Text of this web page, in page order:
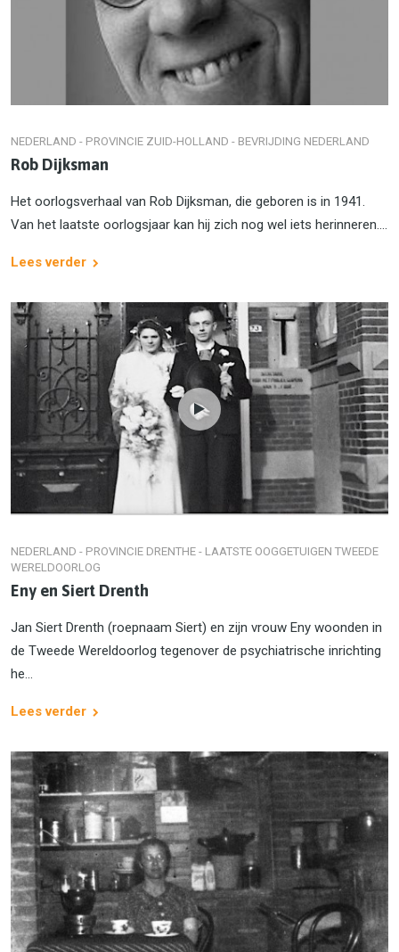
NEDERLAND - PROVINCIE ZUID-HOLLAND - BEVRIJDING NEDERLAND
Rob Dijksman
Het oorlogsverhaal van Rob Dijksman, die geboren is in 1941.
Van het laatste oorlogsjaar kan hij zich nog wel iets herinneren....
Lees verder
NEDERLAND - PROVINCIE DRENTHE - LAATSTE OOGGETUIGEN TWEEDE
WERELDOORLOG
Eny en Siert Drenth
Jan Siert Drenth (roepnaam Siert) en zijn vrouw Eny woonden in
de Tweede Wereldoorlog tegenover de psychiatrische inrichting
he...
Lees verder